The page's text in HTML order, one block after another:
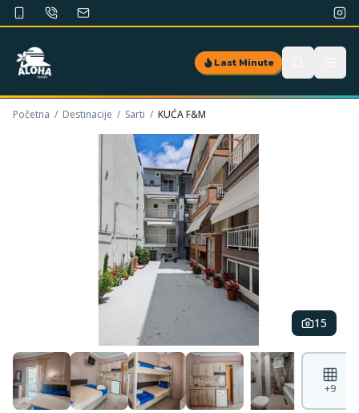
Last Minute
Početna / Destinacije / Sarti / KUĆA F&M
15
+9